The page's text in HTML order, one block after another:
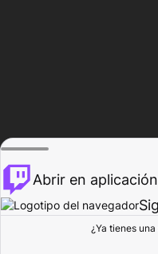
Explorar
Abrir en aplicación
¿Ya tienes